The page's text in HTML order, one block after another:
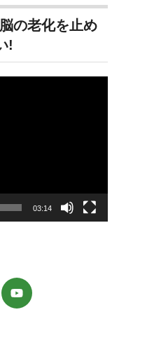
の老化を止め
!
03:14